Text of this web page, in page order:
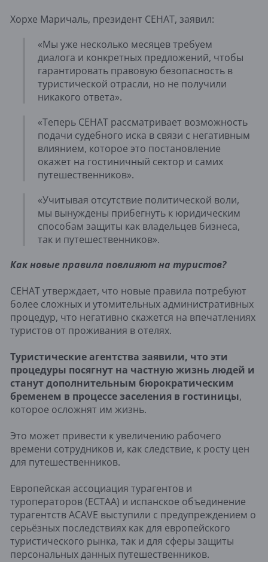
Хорхе Маричаль, президент CEHAT, заявил:
«Мы уже несколько месяцев требуем
диалога и конкретных предложений, чтобы
гарантировать правовую безопасность в
туристической отрасли, но не получили
никакого ответа».
«Теперь CEHAT рассматривает возможность
подачи судебного иска в связи с негативным
влиянием, которое это постановление
окажет на гостиничный сектор и самих
путешественников».
«Учитывая отсутствие политической воли,
мы вынуждены прибегнуть к юридическим
способам защиты как владельцев бизнеса,
так и путешественников».
Как новые правила повлияют на туристов?
CEHAT утверждает, что новые правила потребуют
более сложных и утомительных административных
процедур, что негативно скажется на впечатлениях
туристов от проживания в отелях.
Туристические агентства заявили, что эти
процедуры посягнут на частную жизнь людей и
станут дополнительным бюрократическим
бременем в процессе заселения в гостиницы,
которое осложнят им жизнь.
Это может привести к увеличению рабочего
времени сотрудников и, как следствие, к росту цен
для путешественников.
Европейская ассоциация турагентов и
туроператоров (ECTAA) и испанское объединение
турагентств ACAVE выступили с предупреждением о
серьёзных последствиях как для европейского
туристического рынка, так и для сферы защиты
персональных данных путешественников.